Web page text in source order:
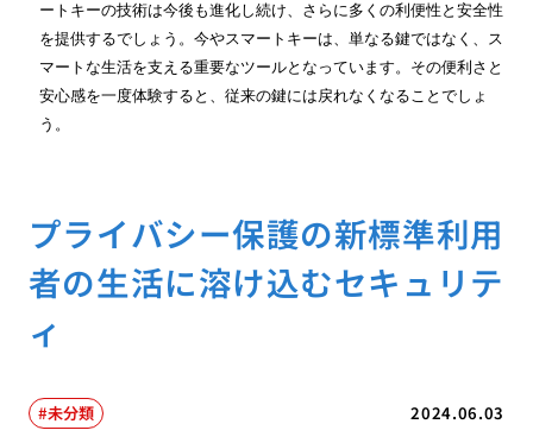
ートキーの技術は今後も進化し続け、さらに多くの利便性と安全性
を提供するでしょう。今やスマートキーは、単なる鍵ではなく、ス
マートな生活を支える重要なツールとなっています。その便利さと
安心感を一度体験すると、従来の鍵には戻れなくなることでしょ
う。
プライバシー保護の新標準利用
者の生活に溶け込むセキュリテ
ィ
2024.06.03
未分類